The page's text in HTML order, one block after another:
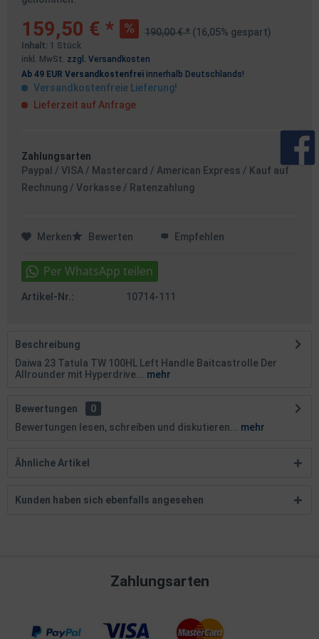
159,50 € * 190,00 € * (16,05% gespart)
Inhalt: 1 Stück
inkl. MwSt. zzgl. Versandkosten
Ab 49 EUR Versandkostenfrei innerhalb Deutschlands!
Versandkostenfreie Lieferung!
Lieferzeit auf Anfrage
Zahlungsarten
Paypal / VISA / Mastercard / American Express / Kauf auf
Rechnung / Vorkasse / Ratenzahlung
Merken Bewerten Empfehlen
Artikel-Nr.: 10714-111
Beschreibung
Daiwa 23 Tatula TW 100HL Left Handle Baitcastrolle Der
Allrounder mit Hyperdrive...
mehr
Bewertungen
0
Bewertungen lesen, schreiben und diskutieren...
mehr
Ähnliche Artikel
Kunden haben sich ebenfalls angesehen
Zahlungsarten